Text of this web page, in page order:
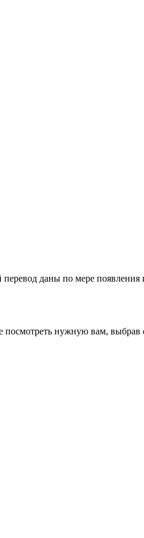
даны по мере
посмотреть нужную вам, выбрав